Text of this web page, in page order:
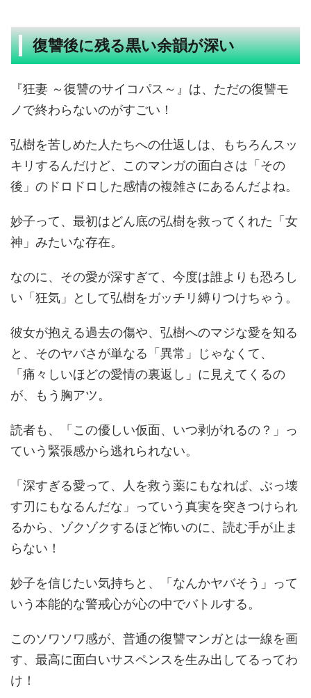
復讐後に残る黒い余韻が深い
『狂妻 ～復讐のサイコパス～』は、ただの復讐モ
ノで終わらないのがすごい！
弘樹を苦しめた人たちへの仕返しは、もちろんスッ
キリするんだけど、このマンガの面白さは「その
後」のドロドロした感情の複雑さにあるんだよね。
妙子って、最初はどん底の弘樹を救ってくれた「女
神」みたいな存在。
なのに、その愛が深すぎて、今度は誰よりも恐ろし
い「狂気」として弘樹をガッチリ縛りつけちゃう。
彼女が抱える過去の傷や、弘樹へのマジな愛を知る
と、そのヤバさが単なる「異常」じゃなくて、
「痛々しいほどの愛情の裏返し」に見えてくるの
が、もう胸アツ。
読者も、「この優しい仮面、いつ剥がれるの？」っ
ていう緊張感から逃れられない。
「深すぎる愛って、人を救う薬にもなれば、ぶっ壊
す刃にもなるんだな」っていう真実を突きつけられ
るから、ゾクゾクするほど怖いのに、読む手が止ま
らない！
妙子を信じたい気持ちと、「なんかヤバそう」って
いう本能的な警戒心が心の中でバトルする。
このソワソワ感が、普通の復讐マンガとは一線を画
す、最高に面白いサスペンスを生み出してるってわ
け！